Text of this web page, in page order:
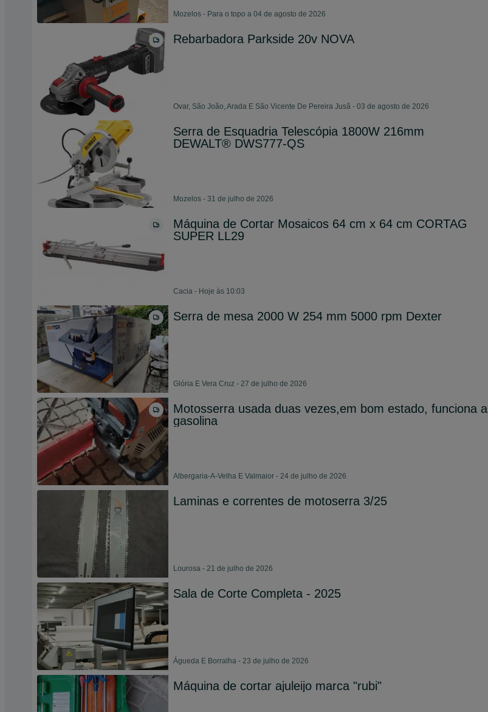
Mozelos - Para o topo a 04 de agosto de 2026
Rebarbadora Parkside 20v NOVA
Ovar, São João, Arada E São Vicente De Pereira Jusã - 03 de agosto de 2026
Serra de Esquadria Telescópia 1800W 216mm
DEWALT® DWS777-QS
Mozelos - 31 de julho de 2026
Máquina de Cortar Mosaicos 64 cm x 64 cm CORTAG
SUPER LL29
Cacia - Hoje às 10:03
Serra de mesa 2000 W 254 mm 5000 rpm Dexter
Glória E Vera Cruz - 27 de julho de 2026
Motosserra usada duas vezes,em bom estado, funciona a
gasolina
Albergaria-A-Velha E Valmaior - 24 de julho de 2026
Laminas e correntes de motoserra 3/25
Lourosa - 21 de julho de 2026
Sala de Corte Completa - 2025
Águeda E Borralha - 23 de julho de 2026
Máquina de cortar ajuleijo marca "rubi"